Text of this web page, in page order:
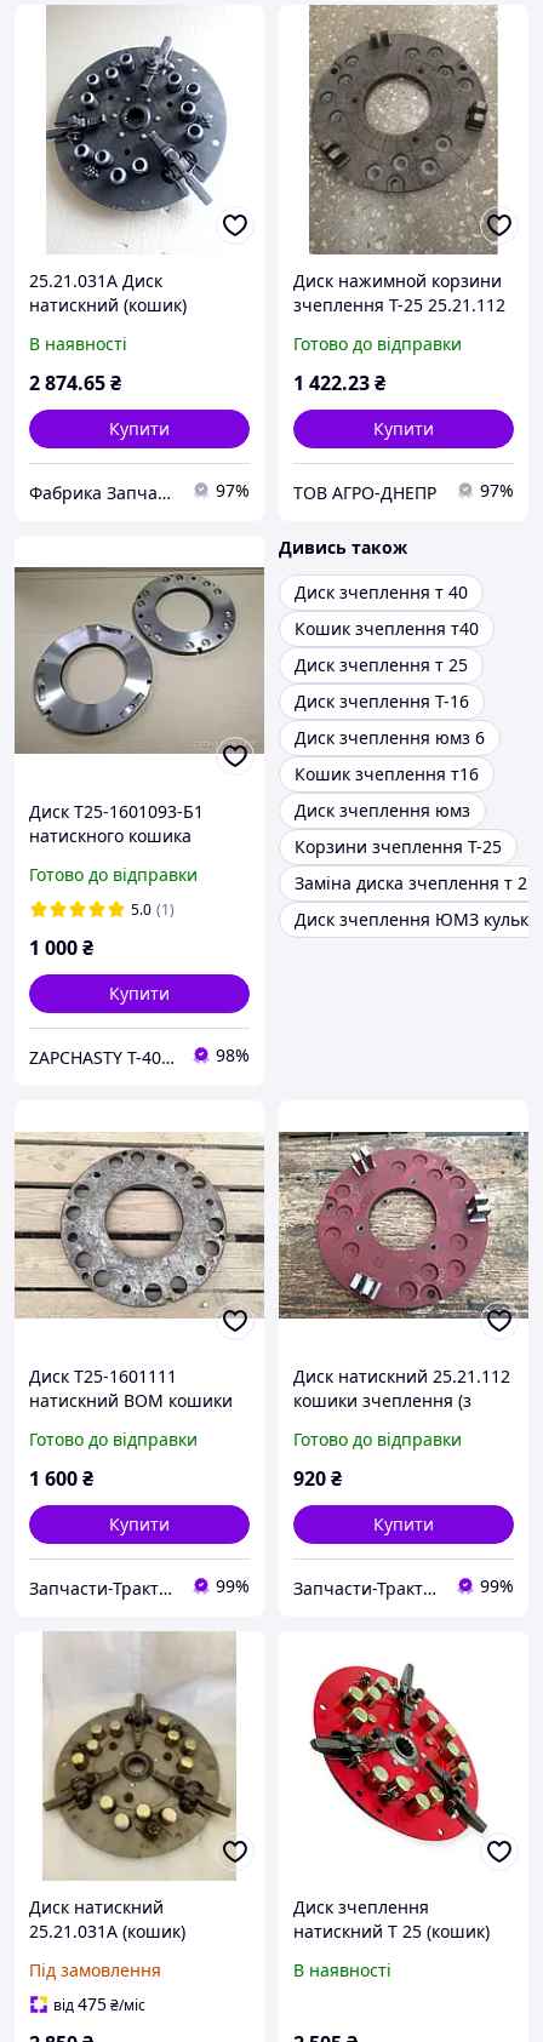
25.21.031А Диск
натискний (кошик)
В наявності
2 874.65₴
Купити
Фабрика Запчастин 97%
Диск нажимной корзини
зчеплення Т-25 25.21.112
Готово до відправки
1 422.23₴
Купити
ТОВ АГРО-ДНЕПР 97%
Диск Т25-1601093-Б1
натискного кошика
Готово до відправки
5.0 (1)
1 000₴
Купити
ZAPCHASTY T-40 KHARKIV UA 98%
Дивись також
Диск зчеплення т 40
Кошик зчеплення т40
Диск зчеплення т 25
Диск зчеплення Т-16
Диск зчеплення юмз 6
Кошик зчеплення т16
Диск зчеплення юмз
Корзини зчеплення Т-25
Заміна диска зчеплення т 25
Диск зчеплення ЮМЗ
Диск Т25-1601111
натискний ВОМ кошики
(середній), СРСР
Готово до відправки
1 600₴
Купити
Запчасти-Трактор-Харьков 99%
Диск натискний 25.21.112
кошики зчеплення (з
Готово до відправки
920₴
Купити
Запчасти-Трактор-Харьков 99%
Диск натискний
25.21.031А (кошик)
Під замовлення
від475₴/міс
Диск зчеплення
натискний Т 25 (кошик)
В наявності